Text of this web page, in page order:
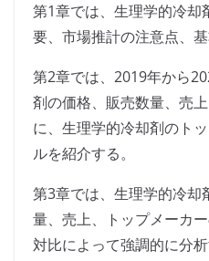
第1章では、生理学的冷却
要、市場推計の注意点、
第2章では、2019年から
剤の価格、販売数量、売
に、生理学的冷却剤のト
ルを紹介する。
第3章では、生理学的冷却
量、売上、トップメーカ
対比によって強調的に分析